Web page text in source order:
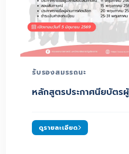
รับรองสมรรถนะ
หลักสูตรประกาศนียบัตร
ดูรายละเอียด